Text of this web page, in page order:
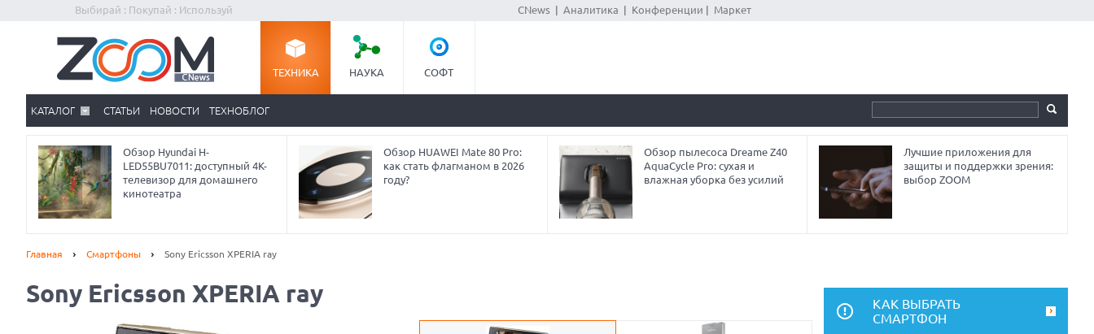
Выбирай : Покупай : Используй CNews| Аналитика Конференции Маркет
ТЕХНИКА НАУКА СОФТ
КАТАЛОГ СТАТЬИ НОВОСТИ ТЕХНОБЛОГ
Обзор Hyundai H-
LED55BU7011: доступный 4K-
телевизор для домашнего
кинотеатра
Обзор HUAWEI Mate 80 Pro:
как стать флагманом в 2026
году?
Обзор пылесоса Dreame Z40
AquaCycle Pro: сухая и
влажная уборка без усилий
Лучшие приложения для
защиты и поддержки зрения:
выбор ZOOM
Главная Смартфоны Sony Ericsson XPERIA ray
Sony Ericsson XPERIA ray
КАК ВЫБРАТЬ
СМАРТФОН